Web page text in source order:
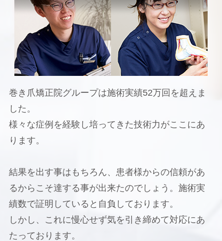
巻き爪矯正院グループは施術実績52万回を超えま
した。
様々な症例を経験し培ってきた技術力がここにあ
ります。
結果を出す事はもちろん、患者様からの信頼があ
るからこそ達する事が出来たのでしょう。施術実
績数で証明していると自負しております。
しかし、これに慢心せず気を引き締めて対応にあ
たっております。